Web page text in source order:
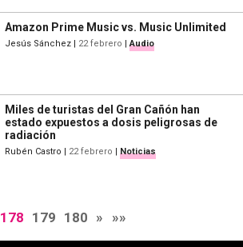
Amazon Prime Music vs. Music Unlimited
Jesús Sánchez 22 febrero |Audio
Miles de turistas del Gran Cañón han
estado expuestos a dosis peligrosas de
radiación
Rubén Castro | 22 febrero | Noticias
178 179 180 » »»